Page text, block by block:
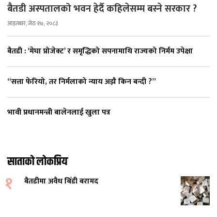
बैतडी अस्पतालको भवन हेर्दै कहिलेसम्म बस्ने सरकार ?
आइतबार, जेठ १७, २०८३
बैतडी : ‘मेघा प्रोजेक्ट’ र समृद्धिको सपनामाथि राज्यको निर्मम उपेक्षा
“सत्ता फेरियो, तर निर्मलाको न्याय अझै किन बन्दी ?”
भावी प्रधानमन्त्री बालेनलाई खुला पत्र
साताको लोकप्रिय
१ बैतडीमा अवैध बिँडी बरामद